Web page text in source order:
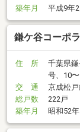
築年月
平成9年2
鎌ケ谷コーポ
住 所
千葉県
号、10
交 通
京成松
総戸数
222戸
築年月
昭和52年